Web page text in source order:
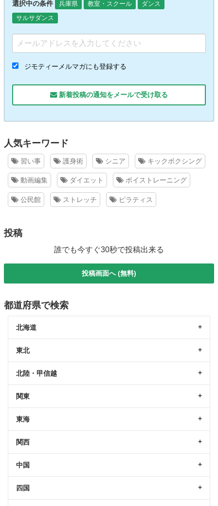
選択中の条件 兵庫県 教室・スクール
ダンス
サルサダンス
ジモティーメルマガにも登録する
新着投稿の通知をメールで受け取る
人気キーワード
習い事 護身術 シニア キックボクシング
動画編集 ダイエット ボイストレーニング
公民館 ストレッチ ピラティス
投稿
誰でも今すぐ30秒で投稿出来る
投稿画面へ (無料)
都道府県で検索
北海道
東北
北陸・甲信越
関東
東海
関西
中国
四国